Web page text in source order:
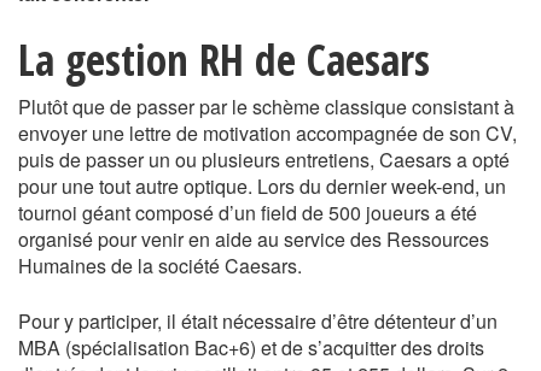
La gestion RH de Caesars
Plutôt que de passer par le schème classique consistant à
envoyer une lettre de motivation accompagnée de son CV,
puis de passer un ou plusieurs entretiens, Caesars a opté
pour une tout autre optique. Lors du dernier week-end, un
tournoi géant composé d’un field de 500 joueurs a été
organisé pour venir en aide au service des Ressources
Humaines de la société Caesars.
Pour y participer, il était nécessaire d’être détenteur d’un
MBA (spécialisation Bac+6) et de s’acquitter des droits